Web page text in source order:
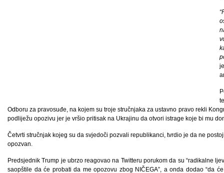
Odboru za pravosuđe, na kojem su troje stručnjaka za ustavno pravo rekli
podliježu opozivu jer je vršio pritisak na Ukrajinu da otvori istrage koje bi mu
Četvrti stručnjak kojeg su da svjedoči pozvali republikanci, tvrdio je da ne
opozvan.
Predsjednik Trump je ubrzo reagovao na Twitteru porukom da su “radikalne
saopštile da će probati da me opozovu zbog NIČEGA”, a onda dodao “da